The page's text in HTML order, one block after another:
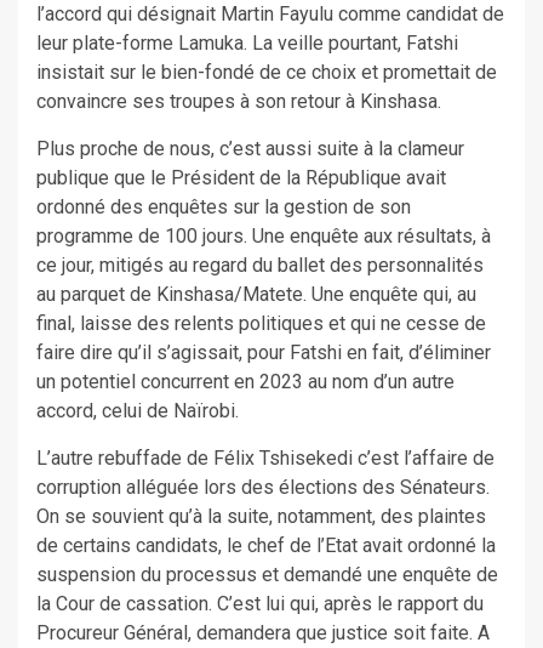
l’accord qui désignait Martin Fayulu comme candidat de
leur plate-forme Lamuka. La veille pourtant, Fatshi
insistait sur le bien-fondé de ce choix et promettait de
convaincre ses troupes à son retour à Kinshasa.
Plus proche de nous, c’est aussi suite à la clameur
publique que le Président de la République avait
ordonné des enquêtes sur la gestion de son
programme de 100 jours. Une enquête aux résultats, à
ce jour, mitigés au regard du ballet des personnalités
au parquet de Kinshasa/Matete. Une enquête qui, au
final, laisse des relents politiques et qui ne cesse de
faire dire qu’il s’agissait, pour Fatshi en fait, d’éliminer
un potentiel concurrent en 2023 au nom d’un autre
accord, celui de Naïrobi.
L’autre rebuffade de Félix Tshisekedi c’est l’affaire de
corruption alléguée lors des élections des Sénateurs.
On se souvient qu’à la suite, notamment, des plaintes
de certains candidats, le chef de l’Etat avait ordonné la
suspension du processus et demandé une enquête de
la Cour de cassation. C’est lui qui, après le rapport du
Procureur Général, demandera que justice soit faite. A